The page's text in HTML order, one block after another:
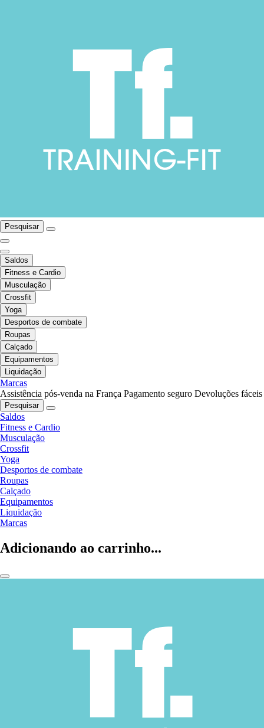
Pesquisar
Saldos
Fitness e Cardio
Musculação
Crossfit
Yoga
Desportos de combate
Roupas
Calçado
Equipamentos
Liquidação
Marcas
Assistência pós-venda na França Pagamento seguro Devoluções fáceis
Pesquisar
Saldos
Fitness e Cardio
Musculação
Crossfit
Yoga
Desportos de combate
Roupas
Calçado
Equipamentos
Liquidação
Marcas
Adicionando ao carrinho...